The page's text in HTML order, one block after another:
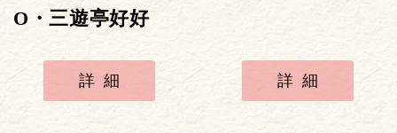
O・三遊亭好好
詳細 詳細